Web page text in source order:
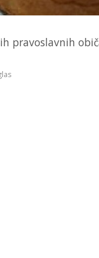
pravoslavnih